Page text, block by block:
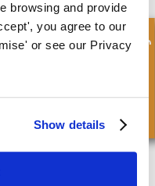
browsing and provide
you agree to our
or see our Privacy
Show details
den FPE-Ingenieuren
statt. Dies gewährleistete
in das
Hinsicht revolutionär,
und Entwicklung
niemals funktioniert
ersten Anlauf erfolgreich
Schnellanfrage